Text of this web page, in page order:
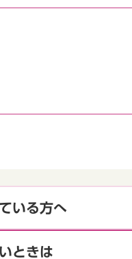
いる方へ
ときは